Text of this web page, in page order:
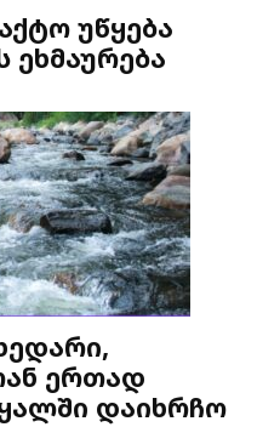
უწყება
ეხმაურება
ერთად
დაიხრჩო